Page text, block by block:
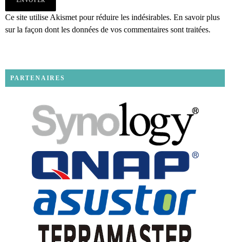
Ce site utilise Akismet pour réduire les indésirables. En savoir plus
sur la façon dont les données de vos commentaires sont traitées.
PARTENAIRES